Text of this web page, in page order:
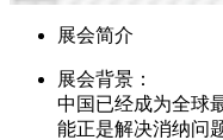
展会简介
展会
中国已经成为全球
能正是解决消纳问